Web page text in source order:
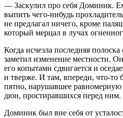
— Заскулил про себя Доминик.
выпить чего-нибудь
не предлагал ничего, кроме
который мерцал в лучах
Когда исчезла последняя
заметил изменение местности.
его копытами сдвигается и
и тверже. И там, впереди, что-то
пятно, нарушавшее
дюн, простиравшихся перед ним.
Доминик был вне себя от